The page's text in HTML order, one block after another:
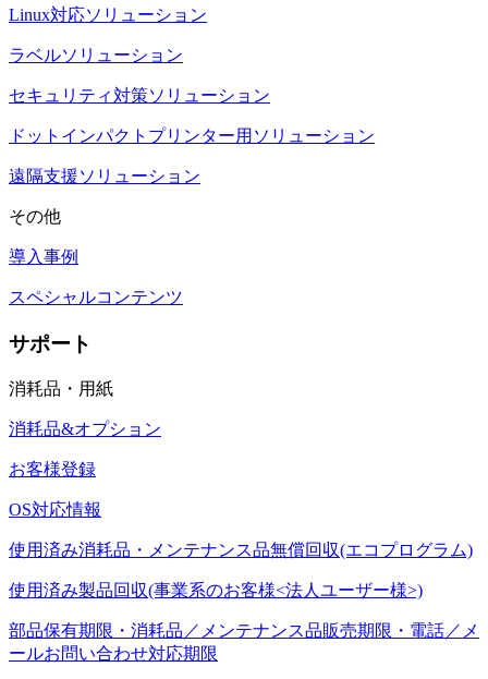
Linux対応ソリューション
ラベルソリューション
セキュリティ対策ソリューション
ドットインパクトプリンター用ソリューション
遠隔支援ソリューション
その他
導入事例
スペシャルコンテンツ
サポート
消耗品・用紙
消耗品&オプション
お客様登録
OS対応情報
使用済み消耗品・メンテナンス品無償回収(エコプログラム)
使用済み製品回収(事業系のお客様<法人ユーザー様>)
部品保有期限・消耗品／メンテナンス品販売期限・電話／メ
ールお問い合わせ対応期限